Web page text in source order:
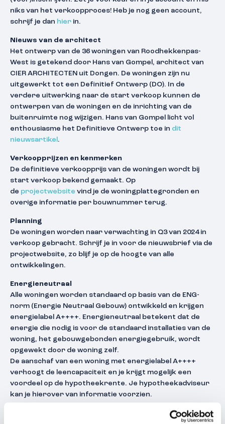
niks van het verkoopproces! Heb je nog geen account,
schrijf je dan hier in.
Nieuws van de architect
Het ontwerp van de 36 woningen van Roodhekkenpas-
West is getekend door Hans van Gompel, architect van
CIER ARCHITECTEN uit Dongen. De woningen zijn nu
uitgewerkt tot een Definitief Ontwerp (DO). In de
verdere uitwerking naar de start verkoop kunnen de
ontwerpen van de woningen en de inrichting van de
buitenruimte nog wijzigen. Hans van Gompel licht vol
enthousiasme het Definitieve Ontwerp toe in dit
nieuwsartikel .
Verkoopprijzen en kenmerken
De definitieve verkoopprijs van de woningen wordt bij
start verkoop bekend gemaakt. Op
de projectwebsite vind je de woningplattegronden en
overige informatie per bouwnummer terug.
Planning
De woningen worden naar verwachting in Q3 van 2024 in
verkoop gebracht. Schrijf je in voor de nieuwsbrief via de
projectwebsite, zo blijf je op de hoogte van alle
ontwikkelingen.
Energieneutraal
Alle woningen worden standaard op basis van de ENG-
norm (Energie Neutraal Gebouw) ontwikkeld en krijgen
energielabel A++++. Energieneutraal betekent dat de
energie die nodig is voor de standaard installaties van de
woning, het gebouwgebonden energiegebruik, wordt
opgewekt door de woning zelf.
De aanschaf van een woning met energielabel A++++
verhoogt de leencapaciteit en je krijgt mogelijk een
voordeel op de hypotheekrente. Je hypotheekadviseur
kan je hierover van informatie voorzien.
Liever eerst nog advies over je financiële mogelijkheden